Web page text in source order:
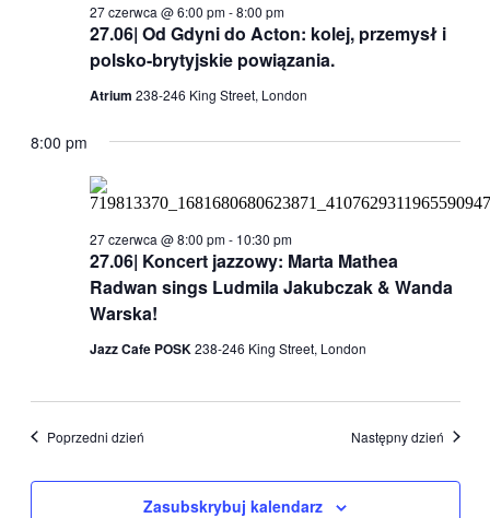
27.06| Od Gdyni do Acton: kolej, przemysł i
polsko-brytyjskie powiązania.
27 czerwca @ 6:00 pm-8:00 pm
Atrium 238-246 King Street, London
8:00 pm
27.06| Koncert jazzowy: Marta Mathea
Radwan sings Ludmila Jakubczak & Wanda
Warska!
27 czerwca @ 8:00 pm- 10:30 pm
Jazz Cafe POSK238-246 King Street, London
Poprzedni dzień Następny dzień
Zasubskrybuj kalendarz